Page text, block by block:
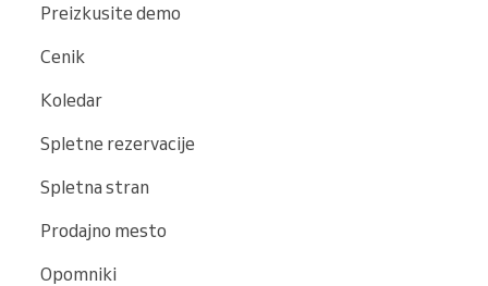
Preizkusite demo
Cenik
Koledar
Spletne rezervacije
Spletna stran
Prodajno mesto
Opomniki